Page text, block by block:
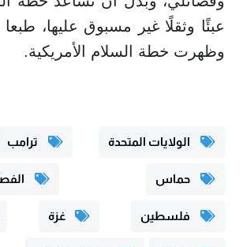
عبئًا وثقلًا غير مسبوق عليها،
وظهرت خطة السلام الأمريكية.
الولايات المتحدة ترامب
حماس
فلسطين غزة